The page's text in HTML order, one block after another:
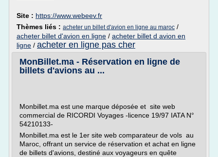
Site : https://www.webeev.fr
Thèmes liés : acheter un billet d'avion en ligne au maroc /
acheter billet d'avion en ligne / acheter billet d avion en
ligne / acheter en ligne pas cher
MonBillet.ma - Réservation en ligne de
billets d'avions au ...
Monbillet.ma est une marque déposée et site web
commercial de RICORDI Voyages -licence 19/97 IATA N°
54210133-
Monbillet.ma est le 1er site web comparateur de vols au
Maroc, offrant un service de réservation et achat en ligne
de billets d'avions, destiné aux voyageurs en quête